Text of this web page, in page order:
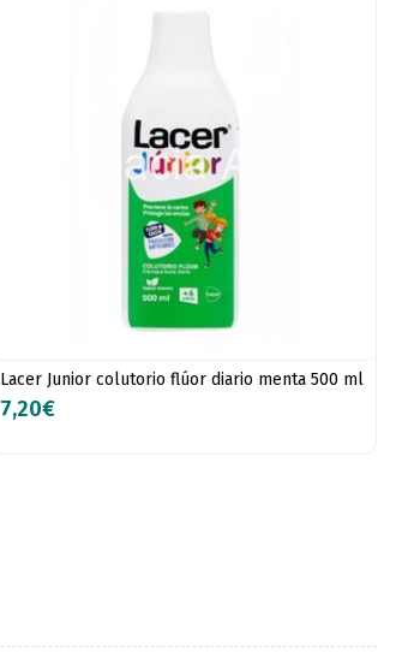
Lacer Junior colutorio flúor diario menta 500 ml
7,20€